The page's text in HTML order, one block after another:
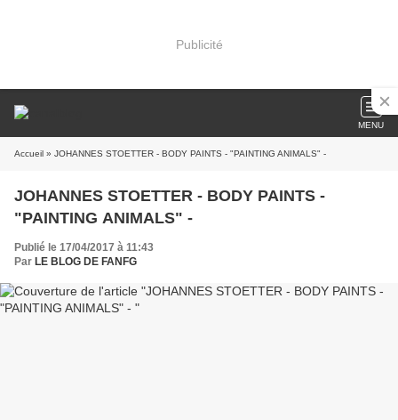
Publicité
MENU
Accueil » JOHANNES STOETTER - BODY PAINTS - "PAINTING ANIMALS" -
JOHANNES STOETTER - BODY PAINTS -
"PAINTING ANIMALS" -
Publié le 17/04/2017 à 11:43
Par LE BLOG DE FANFG